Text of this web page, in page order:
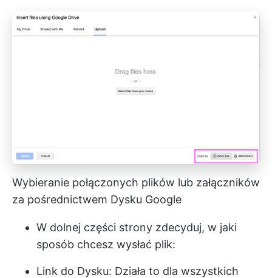
Wybieranie połączonych plików lub załączników
za pośrednictwem Dysku Google
W dolnej części strony zdecyduj, w jaki
sposób chcesz wysłać plik:
Link do Dysku: Działa to dla wszystkich